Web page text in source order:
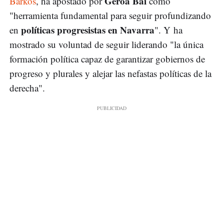
"herramienta fundamental para seguir profundizando
en políticas progresistas en Navarra". Y ha
mostrado su voluntad de seguir liderando "la única
formación política capaz de garantizar gobiernos de
progreso y plurales y alejar las nefastas políticas de la
derecha".